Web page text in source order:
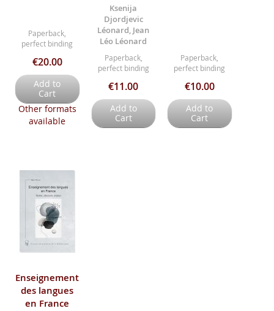
Paperback,
perfect binding
€20.00
Add to
Cart
Other formats
available
Ksenija
Djordjevic
Léonard, Jean
Léo Léonard
Paperback,
perfect binding
€11.00
Add to
Cart
Paperback,
perfect binding
€10.00
Add to
Cart
Enseignement
des langues
en France